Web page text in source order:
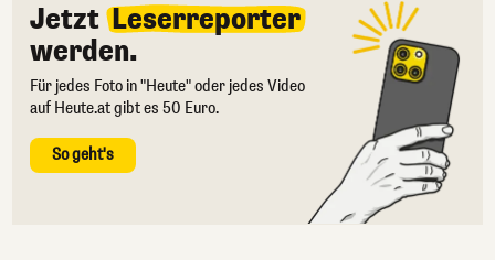
Jetzt Leserreporter
werden.
Für jedes Foto in "Heute" oder jedes Video
auf Heute.at gibt es 50 Euro.
So geht's